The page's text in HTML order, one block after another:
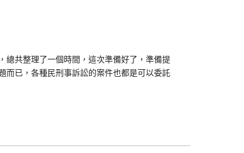
總共整理了一個時間，這次準備好了，準備提
而已，各種民刑事訴訟的案件也都是可以委託